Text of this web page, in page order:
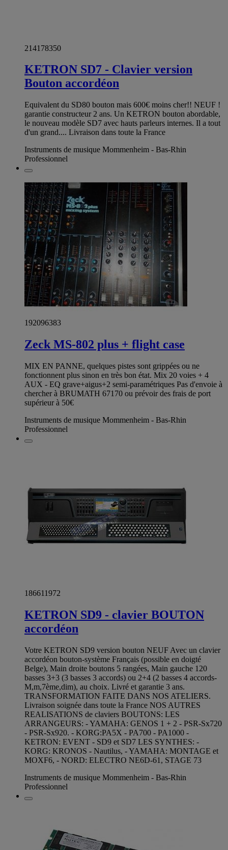
214178350
KETRON SD7 - Clavier version
Bouton accordéon
Equivalent du SD80 bouton mais 600€ moins cher!! NEUF !
garantie constructeur 2 ans. Un KETRON bouton abordable,
le nouveau modèle SD7 avec hauts parleurs internes. Il a tout
d'un grand.... Livraison dans toute la France
Instruments de musique Mommenheim - Bas-Rhin
Professionnel
192096383
Zeck MS-802 plus + flight case
MIX EN PANNE, quelques pistes sont grippées ou ne
fonctionnent plus sinon en très bon état. Mix 20 voies + 4
AUX - EQ grave+aigus+2 semi-paramétriques Pas d'envoie à
chercher à BRUMATH 67170 ou prévoir des frais de port
supérieur à 50€
Instruments de musique Mommenheim - Bas-Rhin
Professionnel
186611972
KETRON SD9 - clavier BOUTON
accordéon
Votre KETRON SD9 version bouton NEUF Avec un clavier
accordéon bouton-système Français (possible en doigté
Belge), Main droite boutons 5 rangées, Main gauche 120
basses 3+3 (3 basses 3 accords) ou 2+4 (2 basses 4 accords-
M,m,7ème,dim), au choix. Livré et garantie 3 ans.
TRANSFORMATION FAITE DANS NOS ATELIERS.
Livraison soignée dans toute la France NOS AUTRES
REALISATIONS de claviers BOUTONS: LES
ARRANGEURS: - YAMAHA: GENOS 1 + 2 - PSR-Sx720
- PSR-Sx920. - KORG:PA5X - PA700 - PA1000 -
KETRON: EVENT - SD9 et SD7 LES SYNTHES: -
KORG: KRONOS - Nautilus, - YAMAHA: MONTAGE et
MOXF6, - NORD: ELECTRO NE6D-61, STAGE 73
Instruments de musique Mommenheim - Bas-Rhin
Professionnel